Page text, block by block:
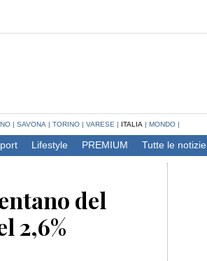
| SAVONA | TORINO | VARESE | ITALIA | MONDO |
Lifestyle PREMIUM Tutte le notizie
del
2,6%